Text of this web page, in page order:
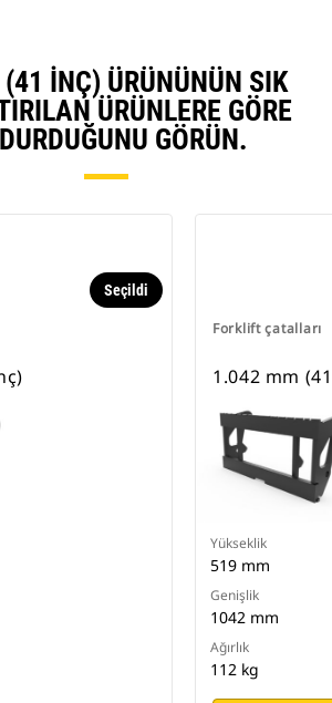
INÇ) ÜRÜNÜNÜN SIK
ÜRÜNLERE GÖRE
GÖRÜN.
Seçildi
Forklift çatalları
1.042 mm
Yükseklik
519 mm
Genişlik
1042 mm
Ağırlık
112 kg